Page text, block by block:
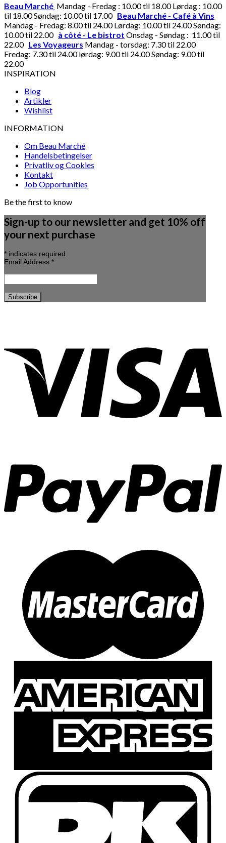
Beau Marché Mandag - Fredag : 10.00 til 18.00 Lørdag : 10.00
til 18.00 Søndag: 10.00 til 17.00 Beau Marché - Café à Vins
Mandag - Fredag: 8.00 til 24.00 Lørdag: 10.00 til 24.00 Søndag:
10.00 til 22.00 à côté - Le bistrot Onsdag - Søndag : 11.00 til
22.00 Les Voyageurs Mandag - torsdag: 7.30 til 22.00
Fredag: 7.30 til 24.00 lørdag: 9.00 til 24.00 Søndag: 9.00 til
22.00
INSPIRATION
Blog
Artikler
Wishlist
INFORMATION
Om Beau Marché
Handelsbetingelser
Privatliv og Cookies
Kontakt
Job Opportunities
Be the first to know
Sign-up to our newsletter and get 10% off
your next purchase
* indicates required
Email Address *